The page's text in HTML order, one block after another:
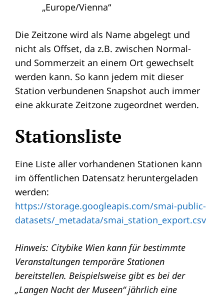
„Europe/Vienna“
Die Zeitzone wird als Name abgelegt und
nicht als Offset, da z.B. zwischen Normal-
und Sommerzeit an einem Ort gewechselt
werden kann. So kann jedem mit dieser
Station verbundenen Snapshot auch immer
eine akkurate Zeitzone zugeordnet werden.
Stationsliste
Eine Liste aller vorhandenen Stationen kann
im öffentlichen Datensatz heruntergeladen
werden:
https://storage.googleapis.com/smai-public-
datasets/_metadata/smai_station_export.csv
Hinweis: Citybike Wien kann für bestimmte
Veranstaltungen temporäre Stationen
bereitstellen. Beispielsweise gibt es bei der
„Langen Nacht der Museen“ jährlich eine